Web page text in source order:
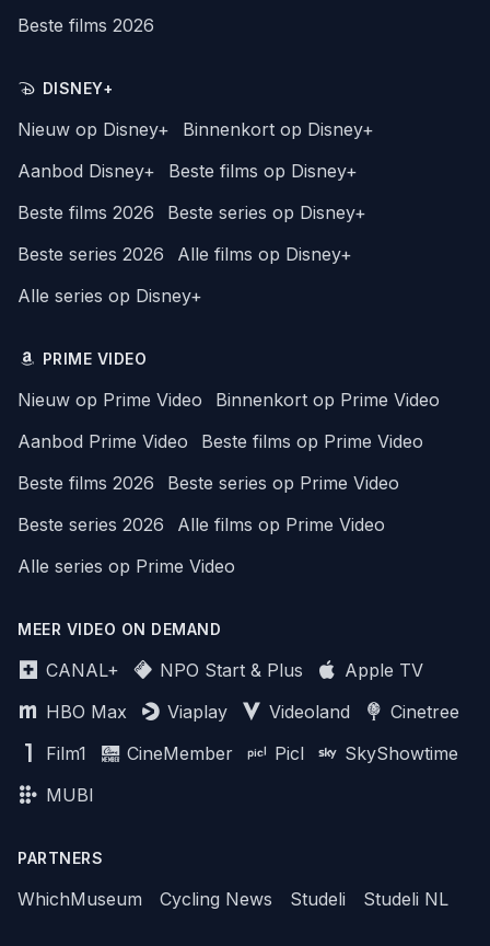
Beste films 2026
DISNEY+
Nieuw op Disney+
Binnenkort op Disney+
Aanbod Disney+
Beste films op Disney+
Beste films 2026
Beste series op Disney+
Beste series 2026
Alle films op Disney+
Alle series op Disney+
PRIME VIDEO
Nieuw op Prime Video
Binnenkort op Prime Video
Aanbod Prime Video
Beste films op Prime Video
Beste films 2026
Beste series op Prime Video
Beste series 2026
Alle films op Prime Video
Alle series op Prime Video
MEER VIDEO ON DEMAND
CANAL+ NPO Start & Plus
Apple TV
HBO Max
Viaplay Videoland
Cinetree
Film1
CineMember Picl
SkyShowtime
MUBI
PARTNERS
WhichMuseum Cycling News Studeli Studeli NL